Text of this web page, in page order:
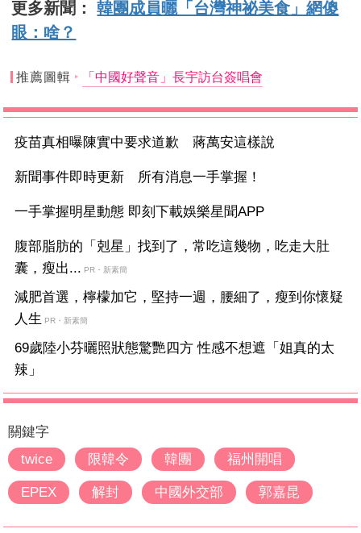
更多新聞：韓團成員曬「台灣神祕美食」網傻
眼：啥？
推薦圖輯 「中國好聲音」長宇訪台簽唱會
疫苗真相曝陳實中要求道歉 蔣萬安這樣說
新聞事件即時更新 所有消息一手掌握！
一手掌握明星動態 即刻下載娛樂星聞APP
腹部脂肪的「剋星」找到了，常吃這幾物，吃走大肚
囊，瘦出... PR・新素簡
減肥首選，檸檬加它，堅持一週，腰細了，瘦到你懷疑
人生 PR・新素簡
69歲陸小芬曬照狀態驚艷四方 性感不想遮「姐真的太
辣」
關鍵字
twice
限韓令 韓團 福州開唱
EPEX 解封 中國外交部 郭嘉昆